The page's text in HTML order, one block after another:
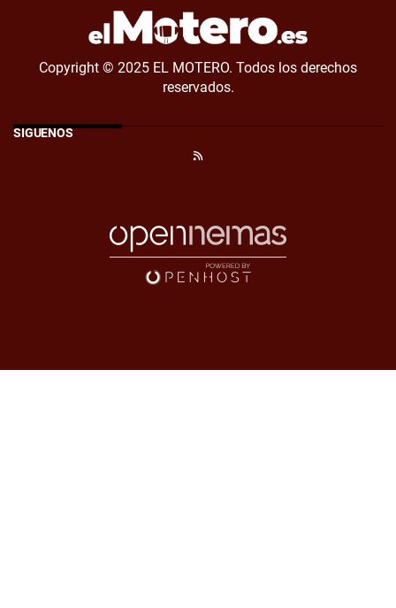
Copyright © 2025 EL MOTERO. Todos los derechos
reservados.
SÍGUENOS